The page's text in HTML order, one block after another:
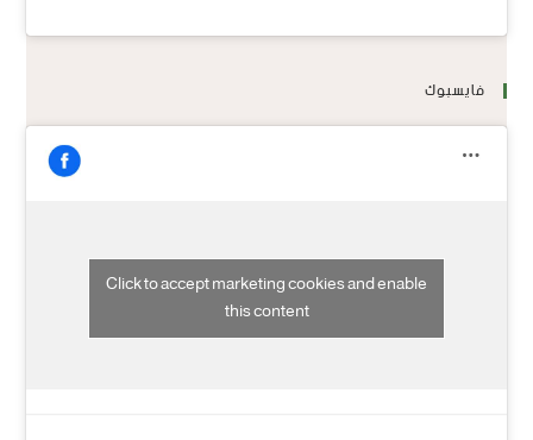
فايسبوك
Click to accept marketing cookies and enable
this content